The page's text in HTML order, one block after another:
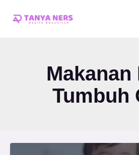
Makanan
Tumbuh